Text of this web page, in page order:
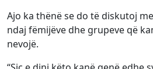
Ajo ka thënë se do të diskutoj
ndaj fëmijëve dhe grupeve që
nevojë.